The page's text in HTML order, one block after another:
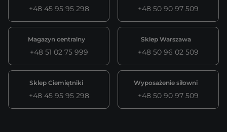
+48 45 95 95 298 +48 50 90 97 509
Magazyn centralny
+48 51 02 75 999
Sklep Warszawa
+48 50 96 02 509
Sklep Ciemiętniki
+48 45 95 95 298
Wyposażenie siłowni
+48 50 90 97 509